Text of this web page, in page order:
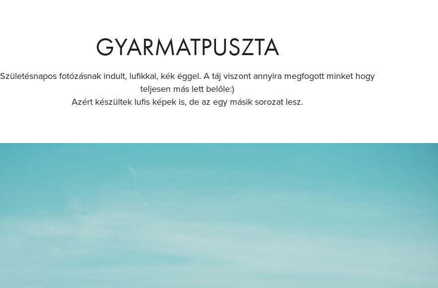
GYARMATPUSZTA
Születésnapos fotózásnak indult, lufikkal, kék éggel. A táj viszont annyira megfogott minket hogy
teljesen más lett belőle:)
Azért készültek lufis képek is, de az egy másik sorozat lesz.